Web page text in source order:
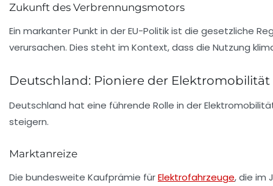
Zukunft des Verbrennungsmotors
Ein markanter Punkt in der EU-Politik ist die gesetzliche
verursachen. Dies steht im Kontext, dass die Nutzung
Deutschland: Pioniere der Elektromobilität
Deutschland hat eine führende Rolle in der
steigern.
Marktanreize
Die bundesweite Kaufprämie fürElektrofahrzeuge, die im